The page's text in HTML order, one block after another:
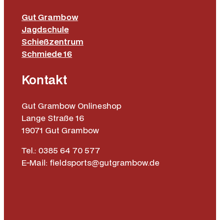
Gut Grambow
Jagdschule
Schießzentrum
Schmiede 16
Kontakt
Gut Grambow Onlineshop
Lange Straße 16
19071 Gut Grambow
Tel.: 0385 64 70 577
E-Mail: fieldsports@gutgrambow.de